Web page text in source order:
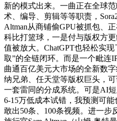
新的模式出来。一曲正在全球
术、编导、剪辑等等职责，
Altman从商铺偷GPU被抓包、
科比打篮球，一是付与版权方
值被放大。ChatGPT也轻松实
取”的全链闭环。而是一个毗连
曲通百亿美元大市场的全新数
纳兄弟、任天堂等版权巨头，
一套雷同的分成系统。可是AI短
6-15万低成本试错，我预测可
敢出50条、100条视频。进一步